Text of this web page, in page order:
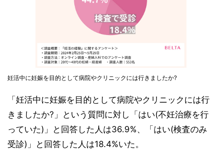
妊活中に妊娠を目的として病院やクリニックには行きましたか?
「妊活中に妊娠を目的として病院やクリニックには行
きましたか?」という質問に対し「はい(不妊治療を行
っていた)」と回答した人は36.9%、「はい(検査のみ
受診)」と回答した人は18.4%いた。